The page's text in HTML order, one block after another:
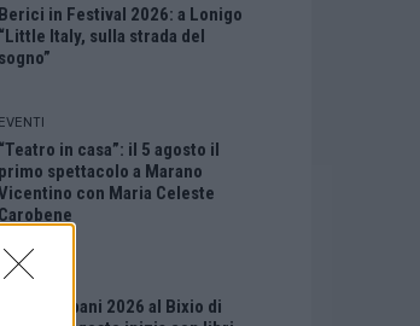
Berici in Festival 2026: a Lonigo
“Little Italy, sulla strada del
sogno”
EVENTI
“Teatro in casa”: il 5 agosto il
primo spettacolo a Marano
con Maria Celeste
Carobene
EVENTI
Salotti Urbani 2026 al Bixio di